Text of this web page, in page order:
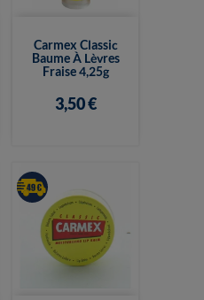
Carmex Classic
Baume À Lèvres
Fraise 4,25g
3,50 €